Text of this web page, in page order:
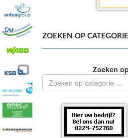
ZOEKEN OP CATEGORIE
Zoeken